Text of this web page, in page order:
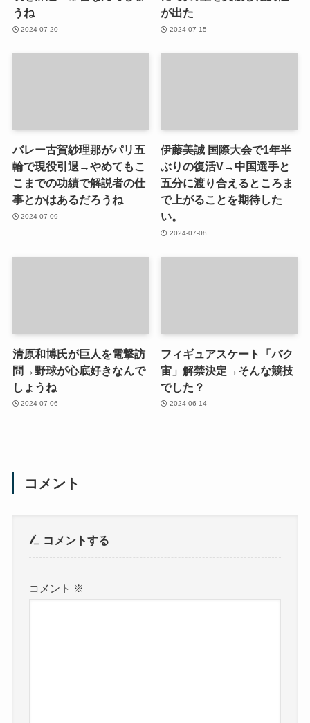
うね
2024-07-20
が出た
2024-07-15
バレー古賀紗理那がパリ五
輪で現役引退→やめてもこ
こまでの功績で解説者の仕
事とかはあるだろうね
2024-07-09
伊藤美誠 国際大会で1年半
ぶりの復活V→中国選手と
五分に渡り合えるところま
で上がることを期待した
い。
2024-07-08
清原和博氏が巨人を電撃訪
問→野球が心底好きなんで
しょうね
2024-07-06
フィギュアスケート「バク
宙」解禁決定→そんな競技
でした？
2024-06-14
コメント
コメントする
コメント ※